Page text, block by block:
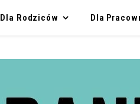
Dla Rodziców Dla